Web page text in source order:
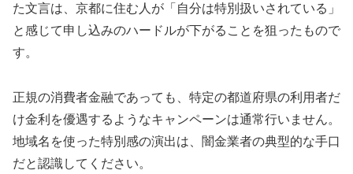
た文言は、京都に住む人が「自分は特別扱いされている」
と感じて申し込みのハードルが下がることを狙ったもので
す。
正規の消費者金融であっても、特定の都道府県の利用者だ
け金利を優遇するようなキャンペーンは通常行いません。
地域名を使った特別感の演出は、闇金業者の典型的な手口
だと認識してください。